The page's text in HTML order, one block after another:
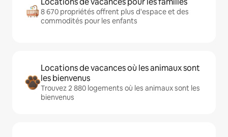
8 670 propriétés offrent plus d'espace et des
commodités pour les enfants
Locations de vacances où les animaux sont
les bienvenus
Trouvez 2 880 logements où les animaux sont les
bienvenus